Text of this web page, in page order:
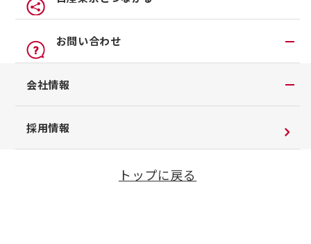
オンライン見積り
カタログ請求
日産カーライフ保険
イオンモール多摩平の森
車検
車検立会い見積り
メンテプロパック
季節のおすすめ商品
車内空間の商品
公式LINEアカウント
店舗ブログ
公式Youtubeアカウント
お問い合わせ
お問い合わせTOP
チャットサポート
会社情報
会社情報
企業理念
お客さまよりお預かりする大切な書類について
採用情報
トップに戻る
ロードノイズが気になる！原因や簡
単に試せる対策方法について解説
おすすめの記事